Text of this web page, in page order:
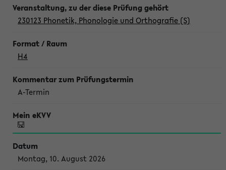
230123 Phonetik, Phonologie und Orthografie (S)
H4
A-Termin
Montag, 10. August 2026